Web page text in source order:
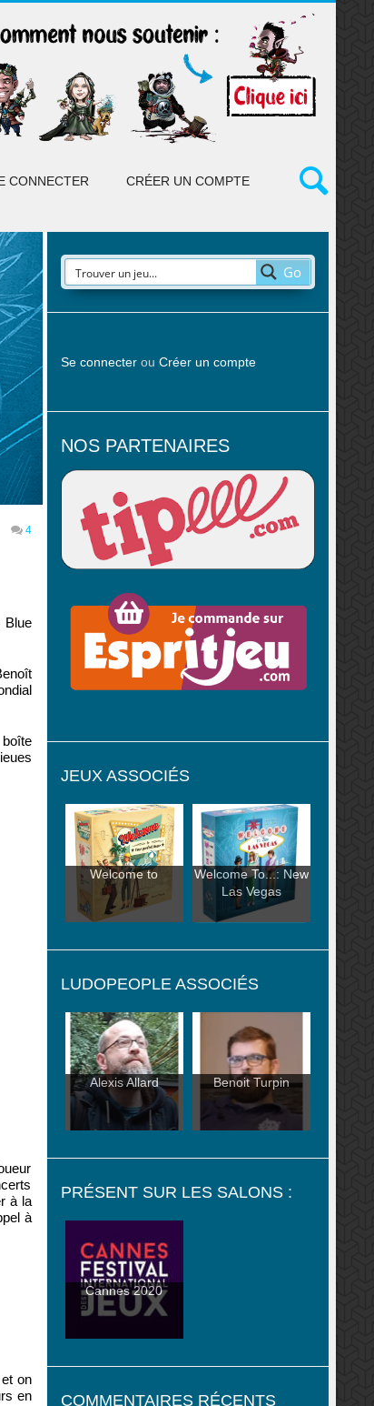
CONNECTER CRÉER UN COMPTE
4
Blue
à la
à
on
en
Go
Se connecterou Créer un compte
NOS PARTENAIRES
JEUX ASSOCIÉS
Welcome to
Welcome To...: New
Las Vegas
LUDOPEOPLE ASSOCIÉS
Alexis Allard Benoit Turpin
PRÉSENT SUR LES SALONS :
Cannes 2020
COMMENTAIRES RÉCENTS